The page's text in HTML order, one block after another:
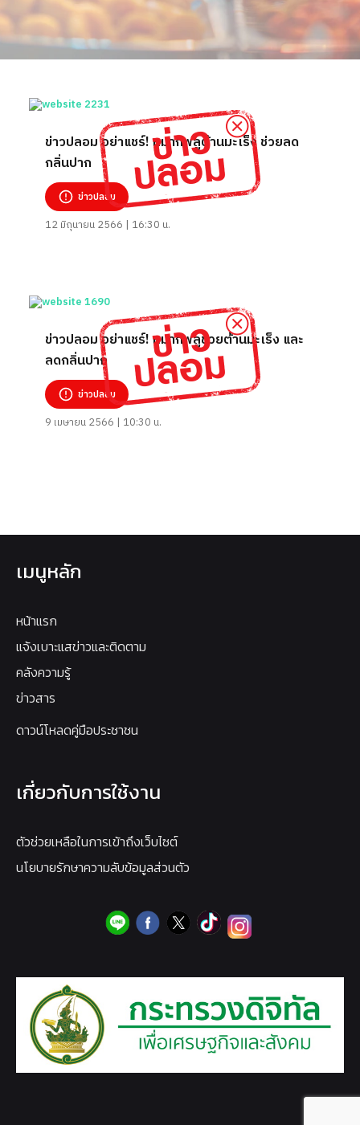
ข่าวปลอม อย่าแชร์! หมากพลูต้านมะเร็ง ช่วยลด
กลิ่นปาก
ข่าวปลอม
12 มิถุนายน 2566 | 16:30 น.
ข่าวปลอม อย่าแชร์! หมากพลูช่วยต้านมะเร็ง และ
ลดกลิ่นปาก
ข่าวปลอม
9 เมษายน 2566 | 10:30 น.
เมนูหลัก
หน้าแรก
แจ้งเบาะแสข่าวและติดตาม
คลังความรู้
ข่าวสาร
ดาวน์โหลดคู่มือประชาชน
เกี่ยวกับการใช้งาน
ตัวช่วยเหลือในการเข้าถึงเว็บไซต์
นโยบายรักษาความลับข้อมูลส่วนตัว